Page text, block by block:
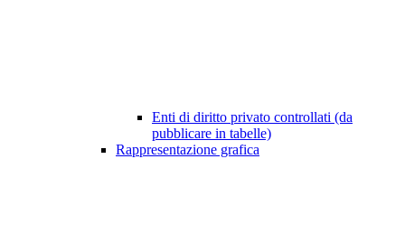
Enti di diritto privato controllati (da
pubblicare in tabelle)
Rappresentazione grafica